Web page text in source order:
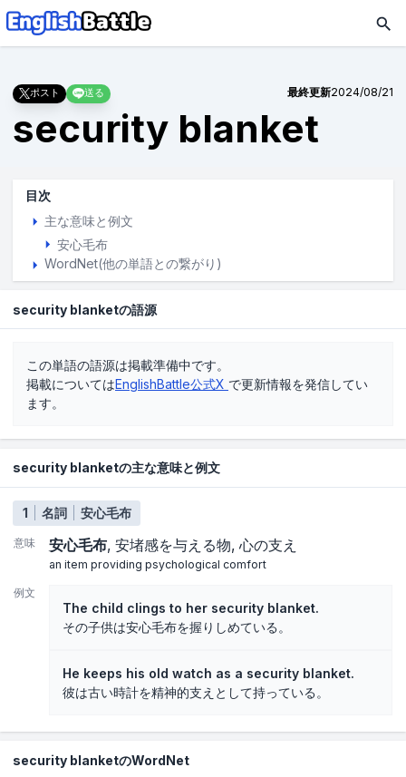
ポスト 送る 最終更新2024/08/21
security blanket
目次
主な意味と例文
安心毛布
WordNet(他の単語との繋がり)
security blanketの語源
この単語の語源は掲載準備中です。
掲載についてはEnglishBattle公式X で更新情報を発信してい
ます。
security blanketの主な意味と例文
1 名詞 安心毛布
意味 安心毛布 安堵感を与える物 心の支え
an item providing psychological comfort
例文
The child clings to her security blanket.
その子供は安心毛布を握りしめている。
He keeps his old watch as a security blanket.
彼は古い時計を精神的支えとして持っている。
security blanketのWordNet